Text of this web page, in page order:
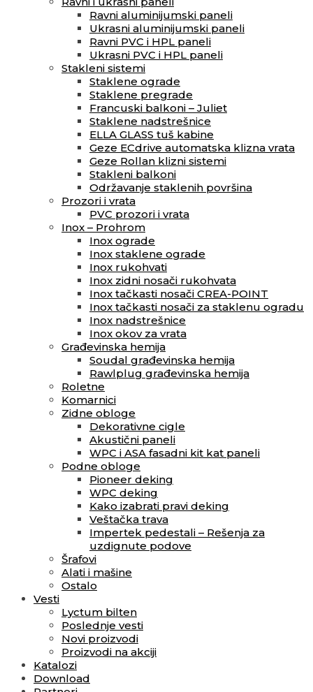
Ravni aluminijumski paneli
Ukrasni aluminijumski paneli
Ravni PVC i HPL paneli
Ukrasni PVC i HPL paneli
Stakleni sistemi
Staklene ograde
Staklene pregrade
Francuski balkoni – Juliet
Staklene nadstrešnice
ELLA GLASS tuš kabine
Geze ECdrive automatska klizna vrata
Geze Rollan klizni sistemi
Stakleni balkoni
Održavanje staklenih površina
Prozori i vrata
PVC prozori i vrata
Inox – Prohrom
Inox ograde
Inox staklene ograde
Inox rukohvati
Inox zidni nosači rukohvata
Inox tačkasti nosači CREA-POINT
Inox tačkasti nosači za staklenu ogradu
Inox nadstrešnice
Inox okov za vrata
Građevinska hemija
Soudal građevinska hemija
Rawlplug građevinska hemija
Roletne
Komarnici
Zidne obloge
Dekorativne cigle
Akustični paneli
WPC i ASA fasadni kit kat paneli
Podne obloge
Pioneer deking
WPC deking
Kako izabrati pravi deking
Veštačka trava
Impertek pedestali – Rešenja za
uzdignute podove
Šrafovi
Alati i mašine
Ostalo
Vesti
Lyctum bilten
Poslednje vesti
Novi proizvodi
Proizvodi na akciji
Katalozi
Download